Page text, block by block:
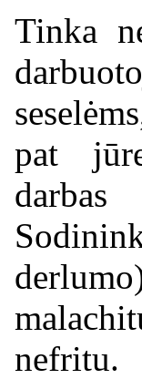
Tinka
pat
nefritu.